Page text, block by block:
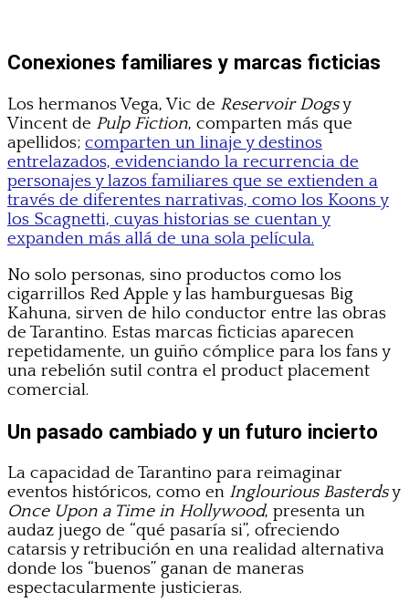
Conexiones familiares y marcas ficticias
Los hermanos Vega, Vic de Reservoir Dogsy
Vincent de Pulp Fiction, comparten más que
apellidos; comparten un linaje y destinos
entrelazados, evidenciando la recurrencia de
personajes y lazos familiares que se extienden a
través de diferentes narrativas, como los Koons y
los Scagnetti, cuyas historias se cuentan y
expanden más allá de una sola película.
No solo personas, sino productos como los
cigarrillos Red Apple y las hamburguesas Big
Kahuna, sirven de hilo conductor entre las obras
de Tarantino. Estas marcas ficticias aparecen
repetidamente, un guiño cómplice para los fans y
una rebelión sutil contra el product placement
comercial.
Un pasado cambiado y un futuro incierto
La capacidad de Tarantino para reimaginar
eventos históricos, como en Inglourious Basterdsy
Once Upon a Time in Hollywood, presenta un
audaz juego de “qué pasaría si”, ofreciendo
catarsis y retribución en una realidad alternativa
donde los “buenos” ganan de maneras
espectacularmente justicieras.